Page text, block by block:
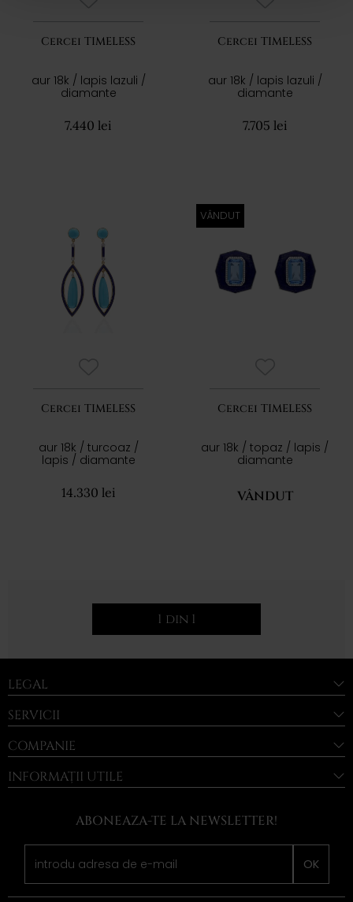
Cercei TIMELESS
aur 18k / lapis lazuli /
diamante
7.440 lei
Cercei TIMELESS
aur 18k / lapis lazuli /
diamante
7.705 lei
Cercei TIMELESS
aur 18k / turcoaz /
lapis / diamante
14.330 lei
VÂNDUT
Cercei TIMELESS
aur 18k / topaz / lapis /
diamante
VÂNDUT
1 din 1
LEGAL
SERVICII
COMPANIE
INFORMAȚII UTILE
ABONEAZA-TE LA NEWSLETTER!
OK